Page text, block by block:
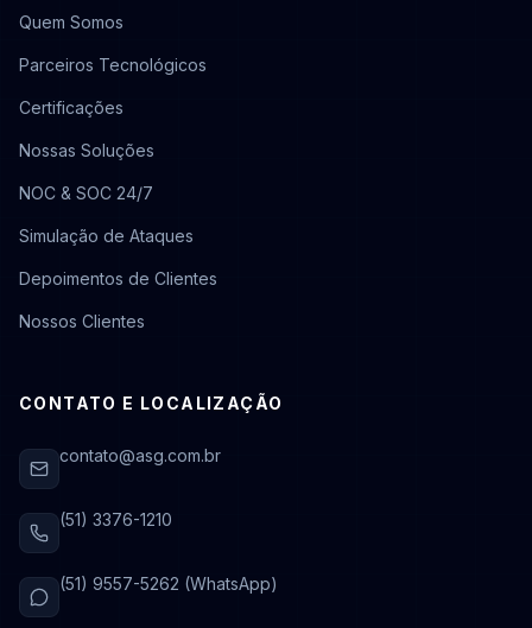
Quem Somos
Parceiros Tecnológicos
Certificações
Nossas Soluções
NOC & SOC 24/7
Simulação de Ataques
Depoimentos de Clientes
Nossos Clientes
CONTATO E LOCALIZAÇÃO
contato@asg.com.br
(51) 3376-1210
(51) 9557-5262 (WhatsApp)